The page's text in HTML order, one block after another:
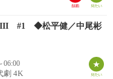
III #1 ◆松平健／中尾彬
06:00
劇 4K